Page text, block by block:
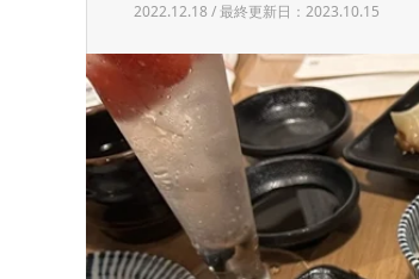
2022.12.18 / 最終更新日：2023.10.15